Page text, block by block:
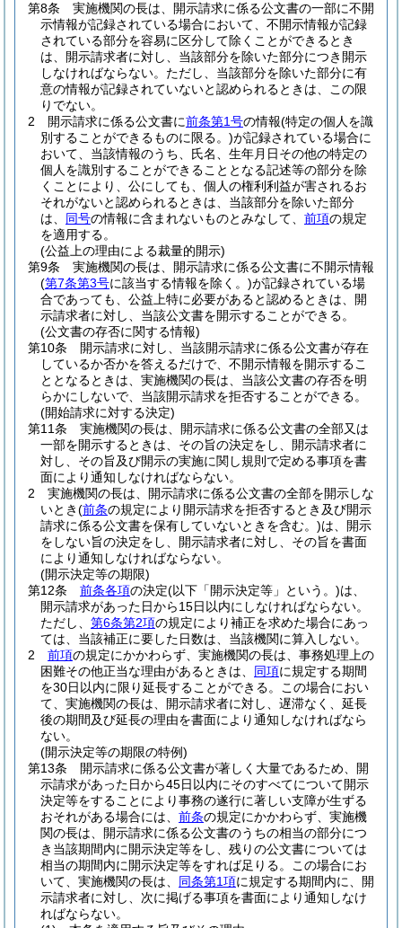
第8条
実施機関の長は、開示請求に係る公文書の一部に不開
示情報が記録されている場合において、不開示情報が記録
されている部分を容易に区分して除くことができるとき
は、開示請求者に対し、当該部分を除いた部分につき開示
しなければならない。 ただし、当該部分を除いた部分に有
意の情報が記録されていないと認められるときは、この限
りでない。
2
開示請求に係る公文書に前条第1号の情報(特定の個人を識
別することができるものに限る。)が記録されている場合に
おいて、当該情報のうち、氏名、生年月日その他の特定の
個人を識別することができることとなる記述等の部分を除
くことにより、公にしても、個人の権利利益が害されるお
それがないと認められるときは、当該部分を除いた部分
は、 同号の情報に含まれないものとみなして、 前項の規定
を適用する。
(公益上の理由による裁量的開示)
第9条
実施機関の長は、開示請求に係る公文書に不開示情報
(第7条第3号に該当する情報を除く。)が記録されている場
合であっても、公益上特に必要があると認めるときは、開
示請求者に対し、当該公文書を開示することができる。
(公文書の存否に関する情報)
第10条
開示請求に対し、当該開示請求に係る公文書が存在
しているか否かを答えるだけで、不開示情報を開示するこ
ととなるときは、実施機関の長は、当該公文書の存否を明
らかにしないで、当該開示請求を拒否することができる。
(開始請求に対する決定)
第11条
実施機関の長は、開示請求に係る公文書の全部又は
一部を開示するときは、その旨の決定をし、開示請求者に
対し、その旨及び開示の実施に関し規則で定める事項を書
面により通知しなければならない。
2
実施機関の長は、開示請求に係る公文書の全部を開示しな
いとき(前条の規定により開示請求を拒否するとき及び開示
請求に係る公文書を保有していないときを含む。)は、開示
をしない旨の決定をし、開示請求者に対し、その旨を書面
により通知しなければならない。
(開示決定等の期限)
第12条
前条各項の決定(以下「開示決定等」という。)は、
開示請求があった日から15日以内にしなければならない。
ただし、 第6条第2項の規定により補正を求めた場合にあっ
ては、当該補正に要した日数は、当該機関に算入しない。
2
前項の規定にかかわらず、実施機関の長は、事務処理上の
困難その他正当な理由があるときは、 同項に規定する期間
を30日以内に限り延長することができる。
この場合におい
て、実施機関の長は、開示請求者に対し、遅滞なく、延長
後の期間及び延長の理由を書面により通知しなければなら
ない。
(開示決定等の期限の特例)
第13条
開示請求に係る公文書が著しく大量であるため、開
示請求があった日から45日以内にそのすべてについて開示
決定等をすることにより事務の遂行に著しい支障が生ずる
おそれがある場合には、 前条の規定にかかわらず、実施機
関の長は、開示請求に係る公文書のうちの相当の部分につ
き当該期間内に開示決定等をし、残りの公文書については
相当の期間内に開示決定等をすれば足りる。
この場合にお
いて、実施機関の長は、 同条第1項に規定する期間内に、開
示請求者に対し、次に掲げる事項を書面により通知しなけ
ればならない。